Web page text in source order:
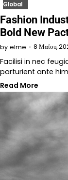
Global
Fashion
Bold New
by elme 8 Μαΐου,
Facilisi in nec
parturient ante
Read More